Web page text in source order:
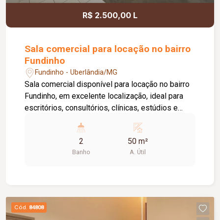
R$ 2.500,00 L
Sala comercial para locação no bairro
Fundinho
Fundinho - Uberlândia/MG
Sala comercial disponível para locação no bairro
Fundinho, em excelente localização, ideal para
escritórios, consultórios, clínicas, estúdios e
aproximadamente 50 m², forro em gesso, copa,
ponto de água, interfone e acesso por senha,
oferecendo praticidade e funcionalidade para o
banheiros feminino e masculino com
acessibilidade, controle de acesso facial, água
2
Banho
50 m²
A. Útil
Cód. 84808